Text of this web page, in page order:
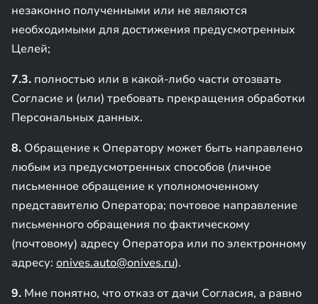
незаконно полученными или не являются
необходимыми для достижения предусмотренных
Целей;
7.3. полностью или в какой-либо части отозвать
Согласие и (или) требовать прекращения обработки
Персональных данных.
8. Обращение к Оператору может быть направлено
любым из предусмотренных способов (личное
письменное обращение к уполномоченному
представителю Оператора; почтовое направление
письменного обращения по фактическому
(почтовому) адресу Оператора или по электронному
адресу: onives.auto@onives.ru).
9. Мне понятно, что отказ от дачи Согласия, а равно